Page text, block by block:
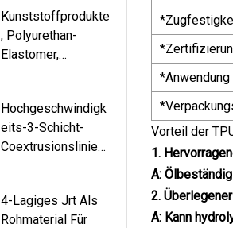
Schredder, Brecher,
Waschmaschine,
Kunststoff-
Pelletiermaschine
Kunststoffprodukte
, Polyurethan-
Elastomer,
High-Flow-Schuhe,
Handy-Shell-Rohr-
TPU-Material
Hochgeschwindigk
Eits-3-Schicht-
Coextrusionslinie
Ine
4-Lagiges Jrt Als
Rohmaterial Für
*Anwendung
Vorteil der
1.
A:
2.
A: Kann